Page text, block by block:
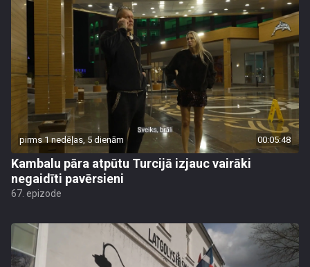
pirms 1 nedēļas, 5 dienām 00:05:48
Kambalu pāra atpūtu Turcijā izjauc vairāki
negaidīti pavērsieni
67. epizode